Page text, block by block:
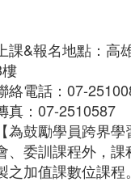
上課&報名地點：高
絡電話：07-
真：07-2510587
【為鼓勵學員跨界
、委訓課程外，
之加值課數位課程